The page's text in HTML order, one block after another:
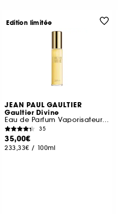
JEAN PAUL GAULTIER
Gaultier Divine
Eau de Parfum Vaporisateur de Voyage
35
35,00€
233,33€ / 100ml
Edition limitée